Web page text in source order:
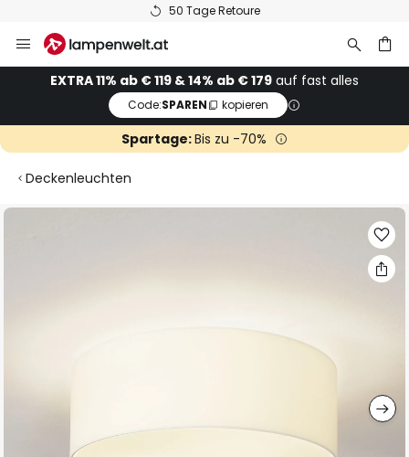
50 Tage Retoure
Inhalt
springenEXTRA 11% ab € 119 & 14% ab € 179 auf fast alles
Code:SPAREN kopieren
Spartage:Bis zu -70%
Deckenleuchten
Zum